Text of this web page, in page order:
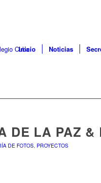
Inicio Noticias
DE LA PAZ
DE FOTOS, PROYECTOS